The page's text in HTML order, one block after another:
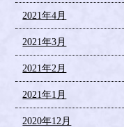
2021年4月
2021年3月
2021年2月
2021年1月
2020年12月